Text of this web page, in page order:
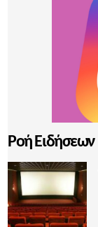
Ροή Ειδήσεων